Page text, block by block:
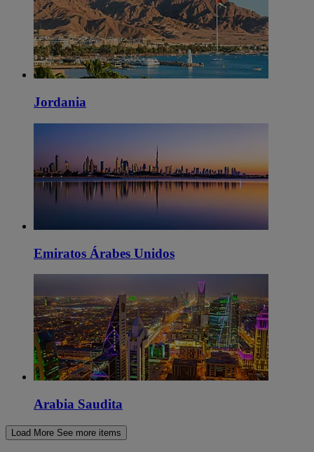
Jordania
Emiratos Árabes Unidos
Arabia Saudita
Load More See more items